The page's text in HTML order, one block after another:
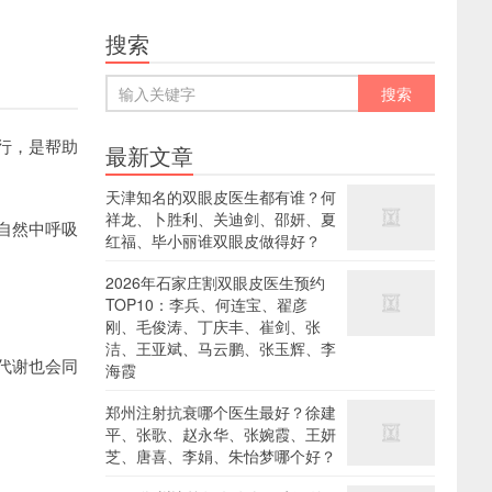
，是帮助
然中呼吸
谢也会同
搜索
最新文章
天津知名的双眼皮医生都有谁？何
祥龙、卜胜利、关迪剑、邵妍、夏
红福、毕小丽谁双眼皮做得好？
2026年石家庄割双眼皮医生预约
TOP10：李兵、何连宝、翟彦
刚、毛俊涛、丁庆丰、崔剑、张
洁、王亚斌、马云鹏、张玉辉、李
海霞
郑州注射抗衰哪个医生最好？徐建
平、张歌、赵永华、张婉霞、王妍
芝、唐喜、李娟、朱怡梦哪个好？